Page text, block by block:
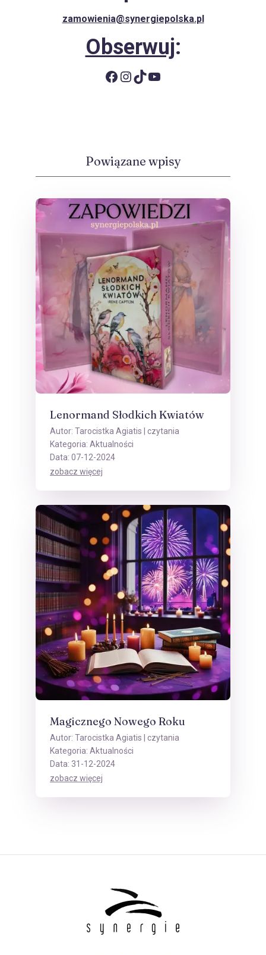
zamowienia@synergiepolska.pl
Obserwuj:
Facebook
Instagram
TikTok
YouTube
Powiązane wpisy
Lenormand Słodkich Kwiatów
Autor: Tarocistka Agiatis | czytania
Kategoria: Aktualności
Data: 07-12-2024
zobacz więcej
Magicznego Nowego Roku
Autor: Tarocistka Agiatis | czytania
Kategoria: Aktualności
Data: 31-12-2024
zobacz więcej